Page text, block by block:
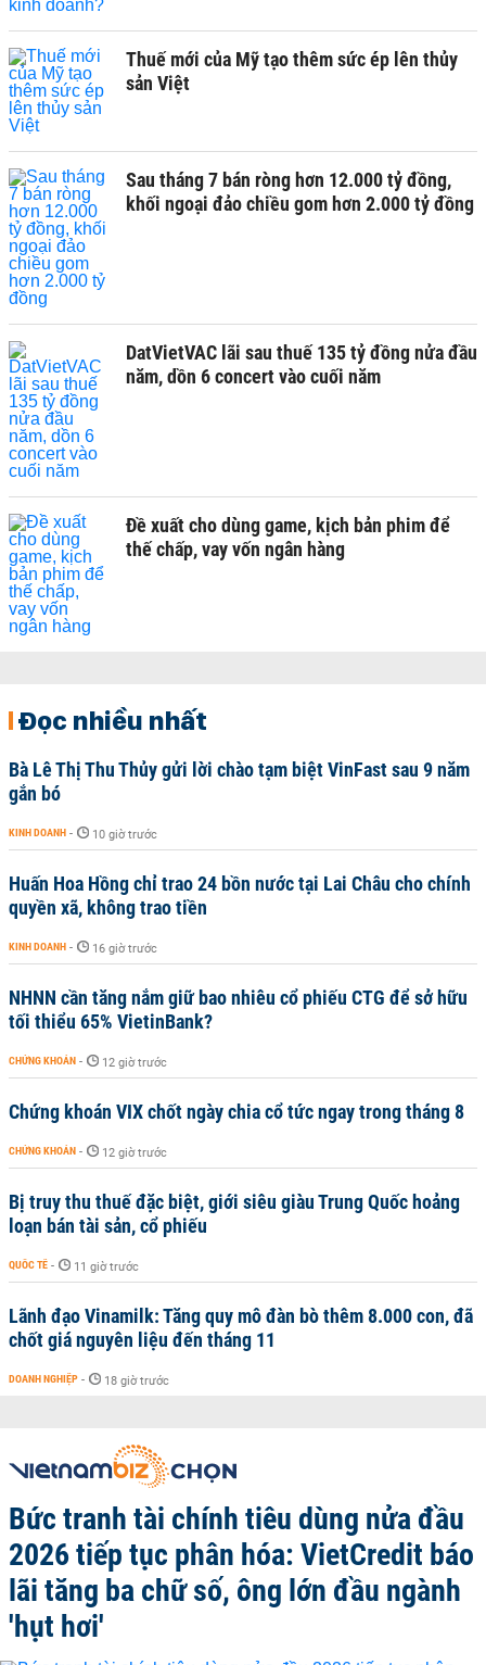
Thuế mới của Mỹ tạo thêm sức ép lên thủy
sản Việt
Sau tháng 7 bán ròng hơn 12.000 tỷ đồng,
khối ngoại đảo chiều gom hơn 2.000 tỷ đồng
DatVietVAC lãi sau thuế 135 tỷ đồng nửa đầu
năm, dồn 6 concert vào cuối năm
Đề xuất cho dùng game, kịch bản phim để
thế chấp, vay vốn ngân hàng
Đọc nhiều nhất
Bà Lê Thị Thu Thủy gửi lời chào tạm biệt VinFast sau 9 năm
gắn bó
KINH DOANH - 10 giờ trước
Huấn Hoa Hồng chỉ trao 24 bồn nước tại Lai Châu cho chính
quyền xã, không trao tiền
KINH DOANH - 16 giờ trước
NHNN cần tăng nắm giữ bao nhiêu cổ phiếu CTG để sở hữu
tối thiểu 65% VietinBank?
CHỨNG KHOÁN - 12 giờ trước
Chứng khoán VIX chốt ngày chia cổ tức ngay trong tháng 8
CHỨNG KHOÁN - 12 giờ trước
Bị truy thu thuế đặc biệt, giới siêu giàu Trung Quốc hoảng
loạn bán tài sản, cổ phiếu
QUỐC TẾ - 11 giờ trước
Lãnh đạo Vinamilk: Tăng quy mô đàn bò thêm 8.000 con, đã
chốt giá nguyên liệu đến tháng 11
DOANH NGHIỆP - 18 giờ trước
Bức tranh tài chính tiêu dùng nửa đầu
2026 tiếp tục phân hóa: VietCredit báo
lãi tăng ba chữ số, ông lớn đầu ngành
'hụt hơi'